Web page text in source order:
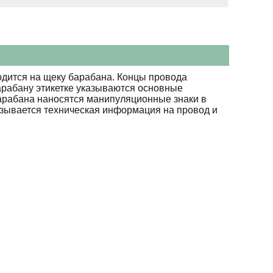
на щеку барабана. Концы провода
этикетке указываются основные
наносятся манипуляционные знаки в
техническая информация на провод и